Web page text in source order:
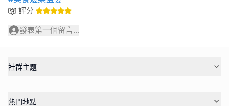
評分
發表第一個留言...
社群主題
熱門地點